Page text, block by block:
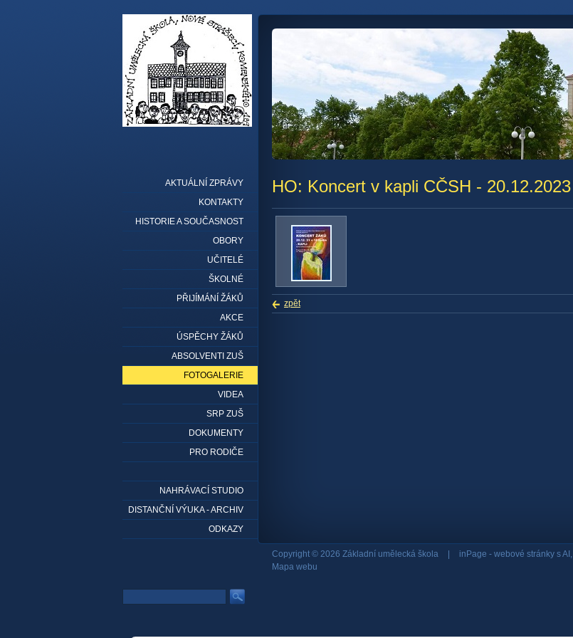
HO: Koncert v kapli CČSH - 20.12.2023
zpět
AKTUÁLNÍ ZPRÁVY
KONTAKTY
HISTORIE A SOUČASNOST
OBORY
UČITELÉ
ŠKOLNÉ
PŘIJÍMÁNÍ ŽÁKŮ
AKCE
ÚSPĚCHY ŽÁKŮ
ABSOLVENTI ZUŠ
FOTOGALERIE
VIDEA
SRP ZUŠ
DOKUMENTY
PRO RODIČE
NAHRÁVACÍ STUDIO
DISTANČNÍ VÝUKA - ARCHIV
ODKAZY
Copyright © 2026 Základní umělecká škola inPage - webové stránky s AI,
Mapa webu